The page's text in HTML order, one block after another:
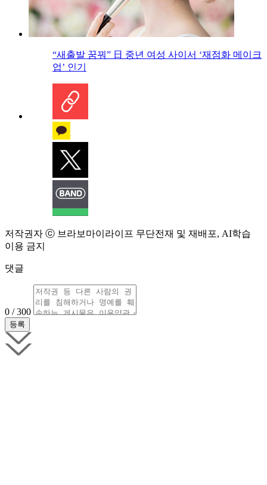
“새출발 꿈꿔” 日 중년 여성 사이서 ‘재점화 메이크
업’ 인기
저작권자 ⓒ 브라보마이라이프 무단전재 및 재배포, AI학습
이용 금지
댓글
0 / 300